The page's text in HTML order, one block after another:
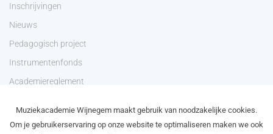
Inschrijvingen
Nieuws
Pedagogisch project
Instrumentenfonds
Academiereglement
Muziekacademie Wijnegem maakt gebruik van noodzakelijke cookies.
Om je gebruikerservaring op onze website te optimaliseren maken we ook